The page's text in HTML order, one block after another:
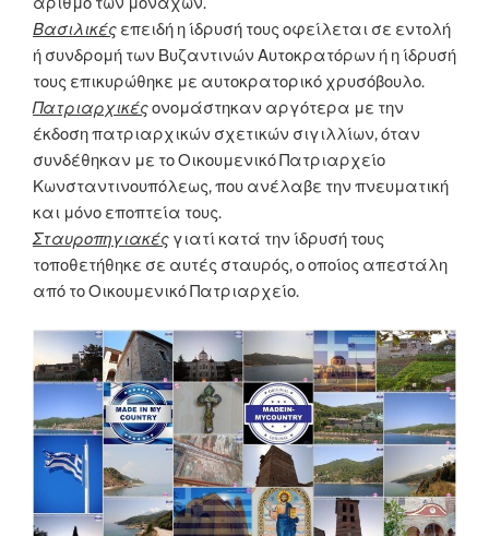
Βασιλικές επειδή η ίδρυσή τους οφείλεται σε εντολή
ή συνδρομή των Βυζαντινών Αυτοκρατόρων ή η ίδρυσή
τους επικυρώθηκε με αυτοκρατορικό χρυσόβουλο.
Πατριαρχικέςονομάστηκαν αργότερα με την
έκδοση πατριαρχικών σχετικών σιγιλλίων, όταν
συνδέθηκαν με το Οικουμενικό Πατριαρχείο
Κωνσταντινουπόλεως, που ανέλαβε την πνευματική
και μόνο εποπτεία τους.
Σταυροπηγιακές γιατί κατά την ίδρυσή τους
τοποθετήθηκε σε αυτές σταυρός, ο οποίος απεστάλη
από το Οικουμενικό Πατριαρχείο.